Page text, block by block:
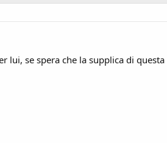
lui, se spera che la supplica di